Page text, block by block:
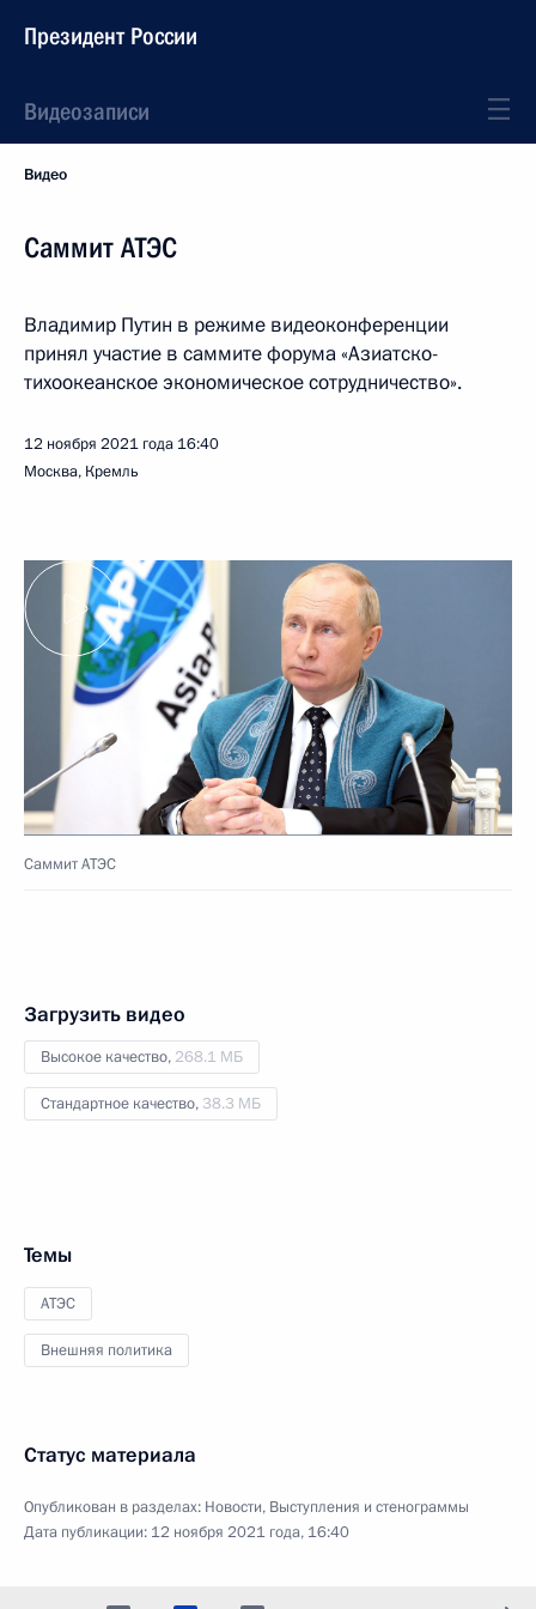
Президент России
Видеозаписи
Видео
Саммит АТЭС
Владимир Путин в режиме видеоконференции
принял участие в саммите форума «Азиатско-
тихоокеанское экономическое сотрудничество».
12 ноября 2021 года 16:40
Москва, Кремль
Саммит АТЭС
Загрузить видео
Высокое качество, 268.1 МБ
Стандартное качество, 38.3 МБ
Темы
АТЭС
Внешняя политика
Статус материала
Опубликован в разделах: Новости, Выступления и стенограммы
Дата публикации: 12 ноября 2021 года, 16:40